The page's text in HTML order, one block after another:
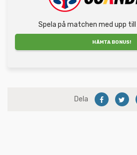
Spela på matchen med upp till
HÄMTA BONUS!
Dela